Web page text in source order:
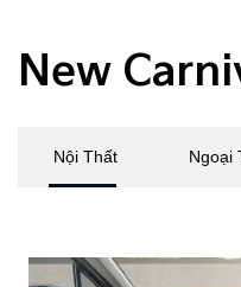
New
Nội Thất Ngoại